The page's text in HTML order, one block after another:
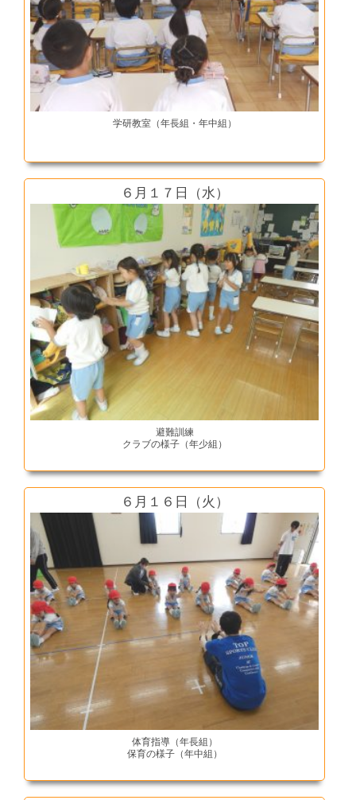
学研教室（年長組・年中組）
６月１７日（水）
避難訓練
クラブの様子（年少組）
６月１６日（火）
体育指導（年長組）
保育の様子（年中組）